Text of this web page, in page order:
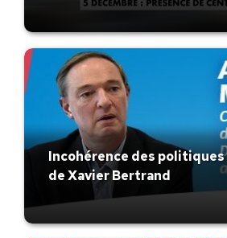
Incohérence des
de Xavier Bertrand